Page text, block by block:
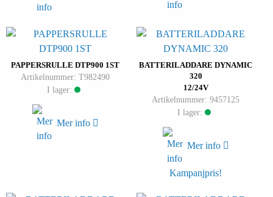
PAPPERSRULLE DTP900 1ST
Artikelnummer: T982490
I lager:
Mer info
BATTERILADDARE DYNAMIC
320
12/24V
Artikelnummer: 9457125
I lager:
Mer info
Kampanjpris!